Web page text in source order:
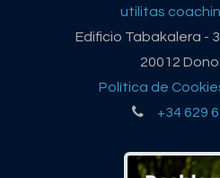
utilitas
Edificio Tabakalera -
20012
Política de
+34 629